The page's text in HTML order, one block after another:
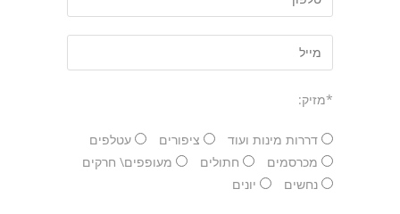
*מזיק:
דררות מינות ועוד ציפורים
עטלפים
מכרסמים
חתולים
מעופפים\ חרקים
נחשים
יונים